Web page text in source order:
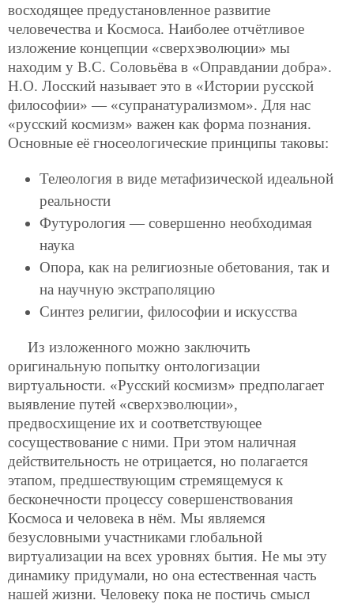
восходящее предустановленное развитие
человечества и Космоса. Наиболее отчётливое
изложение концепции «сверхэволюции» мы
находим у В.С. Соловьёва в «Оправдании добра».
Н.О. Лосский называет это в «Истории русской
философии» — «супранатурализмом». Для нас
«русский космизм» важен как форма познания.
Основные её гносеологические принципы таковы:
Телеология в виде метафизической идеальной
реальности
Футурология — совершенно необходимая
наука
Опора, как на религиозные обетования, так и
на научную экстраполяцию
Синтез религии, философии и искусства
Из изложенного можно заключить
оригинальную попытку онтологизации
виртуальности. «Русский космизм» предполагает
выявление путей «сверхэволюции»,
предвосхищение их и соответствующее
сосуществование с ними. При этом наличная
действительность не отрицается, но полагается
этапом, предшествующим стремящемуся к
бесконечности процессу совершенствования
Космоса и человека в нём. Мы являемся
безусловными участниками глобальной
виртуализации на всех уровнях бытия. Не мы эту
динамику придумали, но она естественная часть
нашей жизни. Человеку пока не постичь смысл